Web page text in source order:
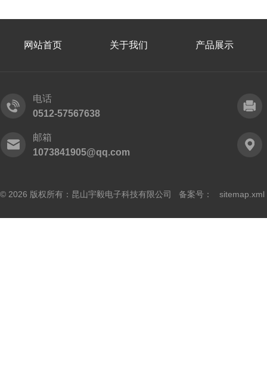
网站首页 关于我们 产品展示
电话
0512-57567638
邮箱
1073841905@qq.com
© 2026 版权所有：昆山宇毅电子科技有限公司 备案号： sitemap.xml